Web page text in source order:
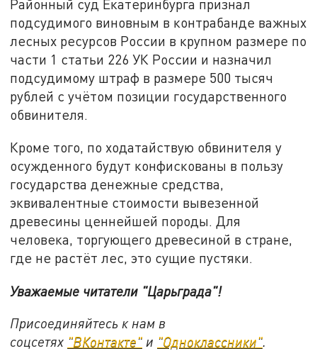
Районный суд Екатеринбурга признал
подсудимого виновным в контрабанде важных
лесных ресурсов России в крупном размере по
части 1 статьи 226 УК России и назначил
подсудимому штраф в размере 500 тысяч
рублей с учётом позиции государственного
обвинителя.
Кроме того, по ходатайствую обвинителя у
осужденного будут конфискованы в пользу
государства денежные средства,
эквивалентные стоимости вывезенной
древесины ценнейшей породы. Для
человека, торгующего древесиной в стране,
где не растёт лес, это сущие пустяки.
Уважаемые читатели "Царьграда"!
Присоединяйтесь к нам в
соцсетях "ВКонтакте" и "Одноклассники".